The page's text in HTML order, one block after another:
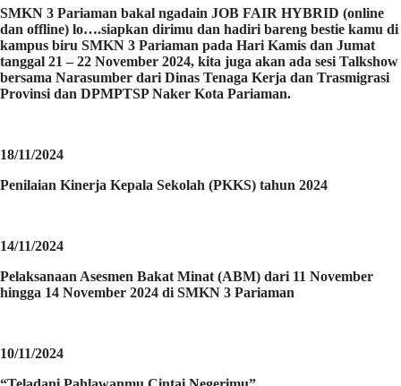
SMKN 3 Pariaman bakal ngadain JOB FAIR HYBRID (online
dan offline) lo….siapkan dirimu dan hadiri bareng bestie kamu di
kampus biru SMKN 3 Pariaman pada Hari Kamis dan Jumat
tanggal 21 – 22 November 2024, kita juga akan ada sesi Talkshow
bersama Narasumber dari Dinas Tenaga Kerja dan Trasmigrasi
Provinsi dan DPMPTSP Naker Kota Pariaman.
18/11/2024
Penilaian Kinerja Kepala Sekolah (PKKS) tahun 2024
14/11/2024
Pelaksanaan Asesmen Bakat Minat (ABM) dari 11 November
hingga 14 November 2024 di SMKN 3 Pariaman
10/11/2024